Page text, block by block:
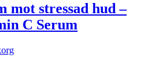
mot stressad hud –
C Serum